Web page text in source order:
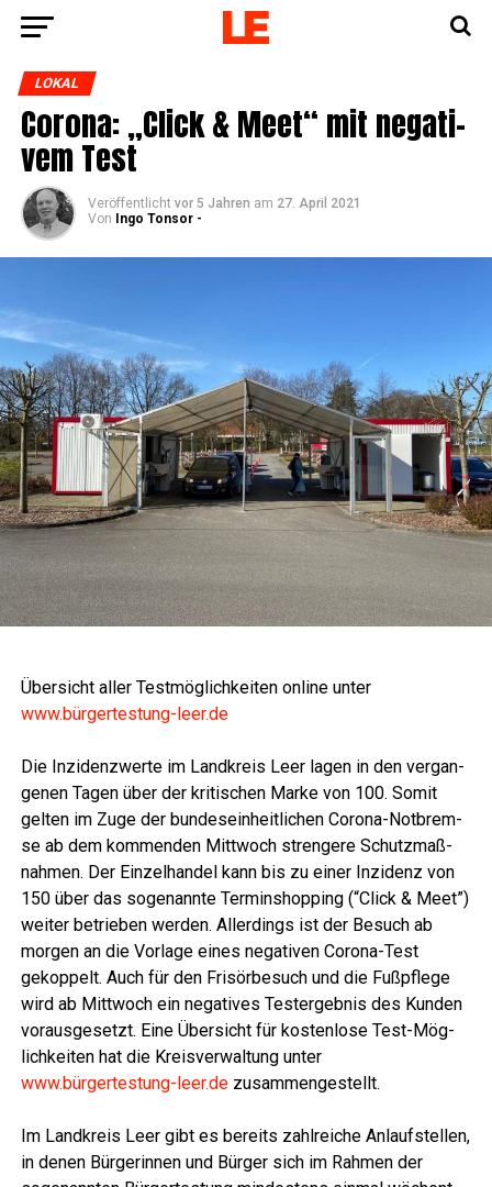
LOKAL
Coro­na: „Click & Meet“ mit nega­ti­
vem Test
Veröffentlicht vor 5 Jahren am 27. April 2021
Von
Ingo Tonsor -
Über­sicht aller Test­mög­lich­kei­ten online unter
www.bürgertestung-leer.de
Die Inzi­denz­wer­te im Land­kreis Leer lagen in den ver­gan­
ge­nen Tagen über der kri­ti­schen Mar­ke von 100. Somit
gel­ten im Zuge der bun­des­ein­heit­li­chen Coro­na-Not­brem­
se ab dem kom­men­den Mitt­woch stren­ge­re Schutz­maß­
nah­men. Der Ein­zel­han­del kann bis zu einer Inzi­denz von
150 über das soge­nann­te Ter­min­shop­ping (“Click & Meet”)
wei­ter betrie­ben wer­den. Aller­dings ist der Besuch ab
mor­gen an die Vor­la­ge eines nega­ti­ven Coro­na-Test
gekop­pelt. Auch für den Fri­sör­be­such und die Fuß­pfle­ge
wird ab Mitt­woch ein nega­ti­ves Test­ergeb­nis des Kun­den
vor­aus­ge­setzt. Eine Über­sicht für kos­ten­lo­se Test-Mög­
lich­kei­ten hat die Kreis­ver­wal­tung unter
www.bürgertestung-leer.dezusammengestellt.
Im Land­kreis Leer gibt es bereits zahl­rei­che Anlauf­stel­len,
in denen Bür­ge­rin­nen und Bür­ger sich im Rah­men der